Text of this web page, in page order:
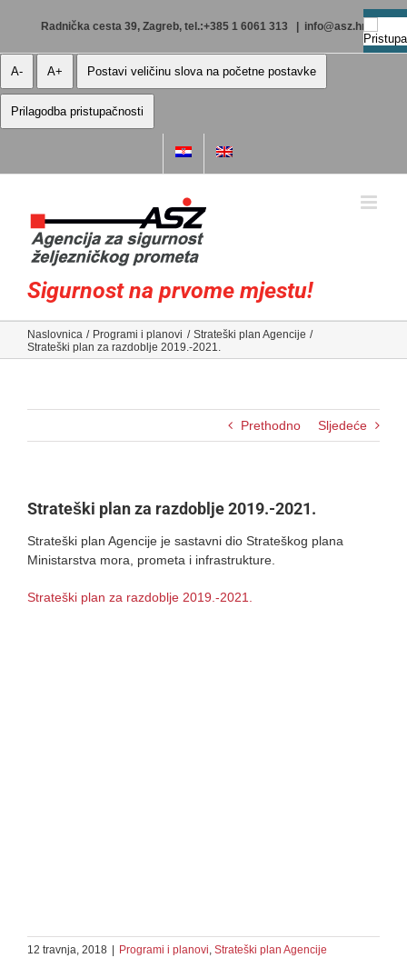
Radnička cesta 39, Zagreb, tel.:+385 1 6061 313 info@asz.hr
A- A+ Postavi veličinu slova na početne postavke
Prilagodba pristupačnosti
Sigurnost na prvome mjestu!
Naslovnica Programi i planovi
Strateški plan Agencije
Strateški plan za razdoblje 2019.-2021.
Prethodno Sljedeće
Strateški plan za razdoblje 2019.-2021.
Strateški plan Agencije je sastavni dio Strateškog plana
Ministarstva mora, prometa i infrastrukture.
Strateški plan za razdoblje 2019.-2021.
12 travnja, 2018 Programi i planovi, Strateški plan Agencije